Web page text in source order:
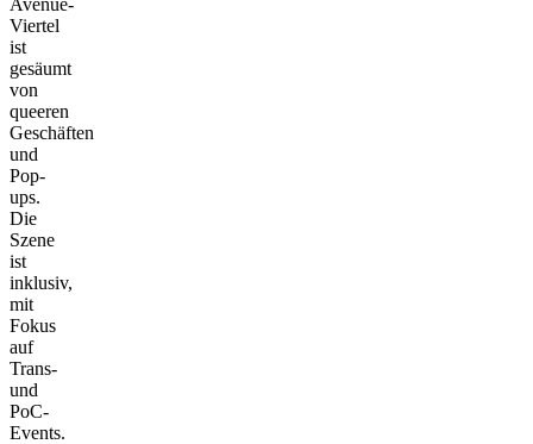
Avenue-
Viertel
ist
gesäumt
von
queeren
Geschäften
und
Pop-
ups.
Die
Szene
ist
inklusiv,
mit
Fokus
auf
Trans-
und
PoC-
Events.